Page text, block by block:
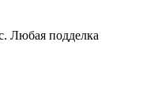
Любая подделка